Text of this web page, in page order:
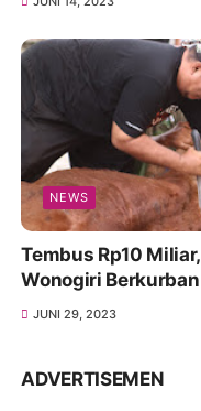
NEWS
Tembus Rp10
Wonogiri Berkurban
JUNI 29, 2023
ADVERTISEMEN